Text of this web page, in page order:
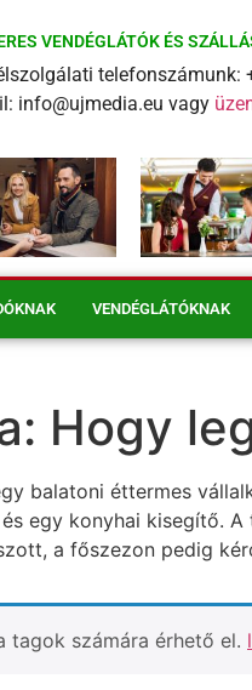
VENDÉGLÁTÓK ÉS
telefonszámunk:
info@ujmedia.eu vagy
VENDÉGLÁTÓKNAK
Hogy
balatoni éttermes
egy konyhai kisegítő.
a főszezon pedig
tagok számára érhető el.